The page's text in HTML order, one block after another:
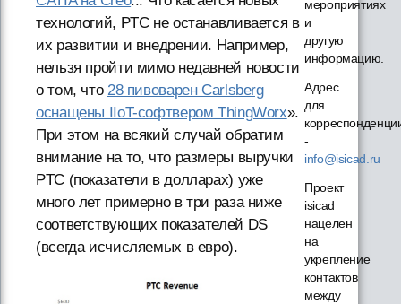
технологий, PTC не останавливается в
их развитии и внедрении. Например,
нельзя пройти мимо недавней новости
о том, что 28 пивоварен Carlsberg
оснащены IIoT-софтвером ThingWorx».
При этом на всякий случай обратим
внимание на то, что размеры выручки
PTC (показатели в долларах) уже
много лет примерно в три раза ниже
соответствующих показателей DS
(всегда исчисляемых в евро).
мероприятиях
и
другую
информацию.
Адрес
для
-
info@isicad.ru
Проект
isicad
нацелен
на
укрепление
контактов
между